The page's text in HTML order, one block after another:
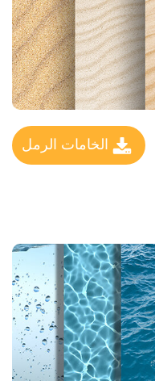
الخامات الرمل